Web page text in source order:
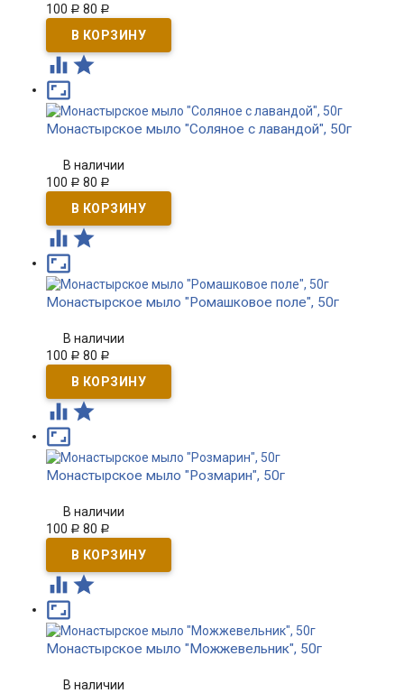
100 Р 80 Р
 

Монастырское мыло "Соляное с лавандой", 50г
В наличии
100 Р 80 Р
 

Монастырское мыло "Ромашковое поле", 50г
В наличии
100 Р 80 Р
 

Монастырское мыло "Розмарин", 50г
В наличии
100 Р 80 Р
 

Монастырское мыло "Можжевельник", 50г
В наличии